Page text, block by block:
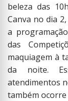
beleza das
Canva no dia
a
das
maquiagem à
da noite.
atendimentos
também